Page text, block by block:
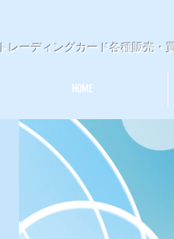
トレーディングカード各種販売
HOME